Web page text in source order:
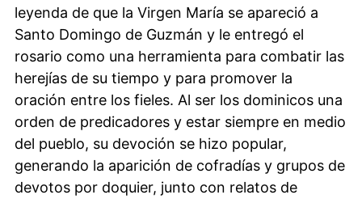
leyenda de que la Virgen María se apareció a
Santo Domingo de Guzmán y le entregó el
rosario como una herramienta para combatir las
herejías de su tiempo y para promover la
oración entre los fieles. Al ser los dominicos una
orden de predicadores y estar siempre en medio
del pueblo, su devoción se hizo popular,
generando la aparición de cofradías y grupos de
devotos por doquier, junto con relatos de